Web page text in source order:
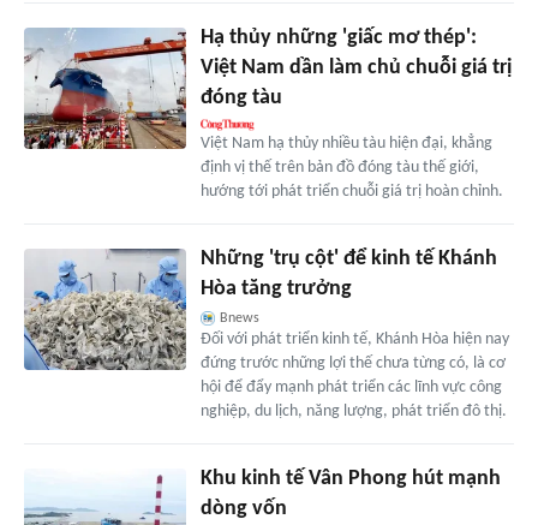
Hạ thủy những 'giấc mơ thép':
Việt Nam dần làm chủ chuỗi giá trị
đóng tàu
Việt Nam hạ thủy nhiều tàu hiện đại, khẳng
định vị thế trên bản đồ đóng tàu thế giới,
hướng tới phát triển chuỗi giá trị hoàn chỉnh.
Những 'trụ cột' để kinh tế Khánh
Hòa tăng trưởng
Bnews
Đối với phát triển kinh tế, Khánh Hòa hiện nay
đứng trước những lợi thế chưa từng có, là cơ
hội để đẩy mạnh phát triển các lĩnh vực công
nghiệp, du lịch, năng lượng, phát triển đô thị.
Khu kinh tế Vân Phong hút mạnh
dòng vốn